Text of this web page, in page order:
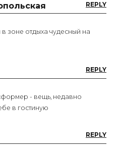
REPLY
зоне отдыха чудесный на
REPLY
- вещь, недавно
в гостиную
REPLY